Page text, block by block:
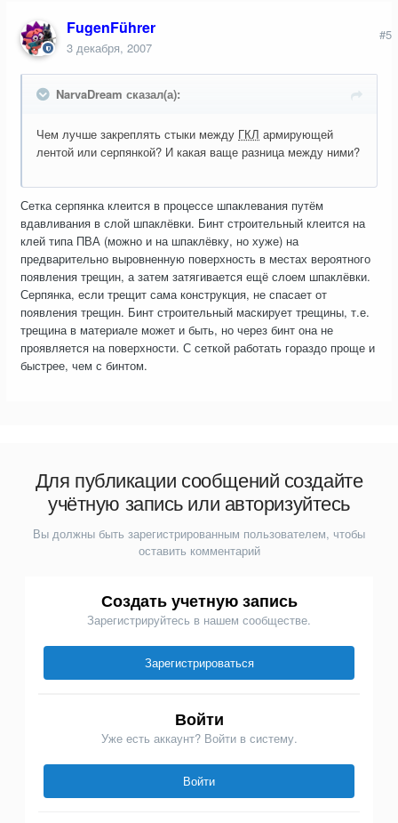
FugenFührer
3 декабря, 2007
#5
NarvaDream сказал(а):
Чем лучше закреплять стыки между ГКЛ армирующей
лентой или серпянкой? И какая ваще разница между ними?
Сетка серпянка клеится в процессе шпаклевания путём
вдавливания в слой шпаклёвки. Бинт строительный клеится на
клей типа ПВА (можно и на шпаклёвку, но хуже) на
предварительно выровненную поверхность в местах вероятного
появления трещин, а затем затягивается ещё слоем шпаклёвки.
Серпянка, если трещит сама конструкция, не спасает от
появления трещин. Бинт строительный маскирует трещины, т.е.
трещина в материале может и быть, но через бинт она не
проявляется на поверхности. С сеткой работать гораздо проще и
быстрее, чем с бинтом.
Для публикации сообщений создайте
учётную запись или авторизуйтесь
Вы должны быть зарегистрированным пользователем, чтобы
оставить комментарий
Создать учетную запись
Зарегистрируйтесь в нашем сообществе.
Зарегистрироваться
Войти
Уже есть аккаунт? Войти в систему.
Войти